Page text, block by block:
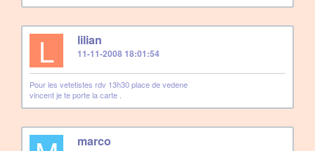
L lilian
11-11-2008 18:01:54
Pour les vetetistes rdv 13h30 place de vedene
vincent je te porte la carte .
marco